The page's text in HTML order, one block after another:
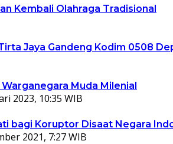
Kembali Olahraga Tradisional
Jaya Gandeng Kodim 0508
Muda Milenial
2023, 10:35 WIB
bagi Koruptor Disaat Negara
2021, 7:27 WIB